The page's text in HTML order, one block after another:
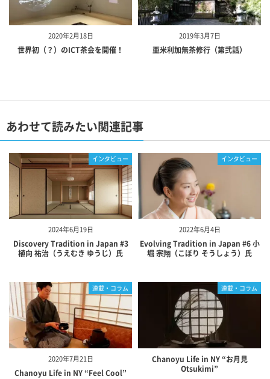
2020年2月18日
世界初（？）のICT茶会を開催！
2019年3月7日
亜米利加無茶修行（第弐話）
あわせて読みたい関連記事
2024年6月19日
インタビュー
Discovery Tradition in Japan #3
植向 祐治（うえむき ゆうじ）氏
2022年6月4日
インタビュー
Evolving Tradition in Japan #6 小
堀 宗翔（こぼり そうしょう）氏
2020年7月21日
連載・コラム
Chanoyu Life in NY “Feel Cool”
連載・コラム
Chanoyu Life in NY “お月見
Otsukimi”